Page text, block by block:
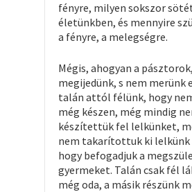
fényre, milyen sokszor
életünkben, és mennyire
a fényre, a melegségre.
Mégis, ahogyan a pásztorok,
megijedünk, s nem merünk
talán attól félünk, hogy
még készen, még mindig
készítettük fel lelkünket,
nem takarítottuk ki lelkünk
hogy befogadjuk a
gyermeket. Talán csak fél
még oda, a másik részünk